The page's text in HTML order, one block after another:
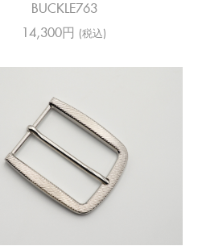
BUCKLE763
14,300円 (税込)